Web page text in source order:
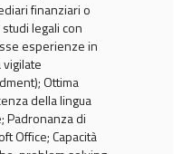
finanziari o
legali con
esperienze in
Ottima
della lingua
Padronanza di
Office; Capacità